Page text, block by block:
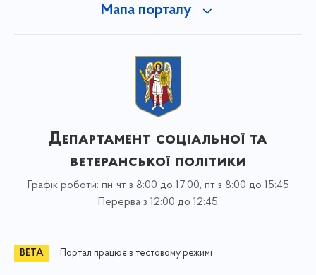
Мапа порталу
Департамент соціальної та
ветеранської політики
Графік роботи: пн-чт з 8:00 до 17:00, пт з 8:00 до 15:45
Перерва з 12:00 до 12:45
Портал працює в тестовому режимі